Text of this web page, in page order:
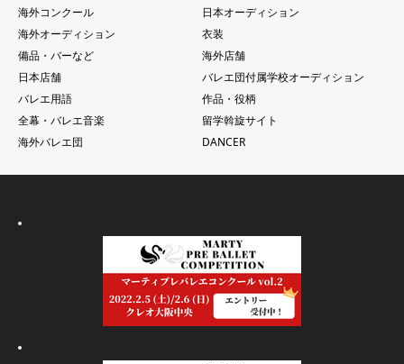
海外コンクール
日本オーディション
海外オーディション
衣装
備品・バーなど
海外店舗
日本店舗
バレエ団付属学校オーディション
バレエ用語
作品・役柄
全幕・バレエ音楽
留学斡旋サイト
海外バレエ団
DANCER